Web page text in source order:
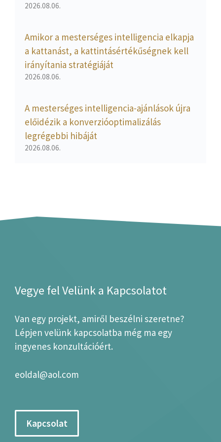
2026.08.06.
Amikor a mesterséges intelligencia elkapja
a kattanást, a kattintásértékűségnek kell
irányítania stratégiáját
2026.08.06.
A mesterséges intelligencia-ajánlások újra
előidézik a konverzióoptimalizálás
legrégebbi hibáját
2026.08.06.
Vegye fel Velünk a Kapcsolatot
Van egy projekt, amiről beszélni szeretne?
Lépjen velünk kapcsolatba még ma egy
ingyenes konzultációért.
eoldal@aol.com
Kapcsolat